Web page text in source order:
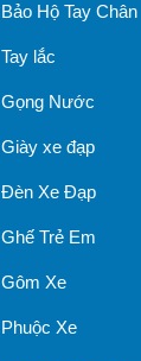
Bảo Hộ Tay Chân
Tay lắc
Gọng Nước
Giày xe đạp
Đèn Xe Đạp
Ghế Trẻ Em
Gôm Xe
Phuộc Xe